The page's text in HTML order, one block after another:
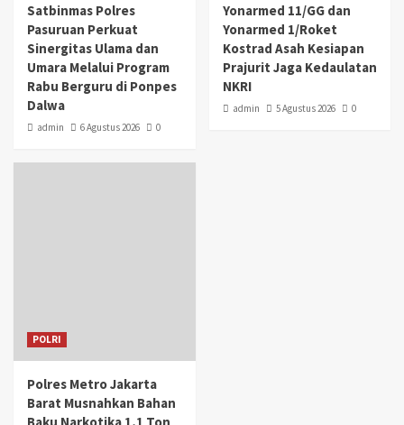
Satbinmas Polres
Pasuruan Perkuat
Sinergitas Ulama dan
Umara Melalui Program
Rabu Berguru di Ponpes
Dalwa
admin 6 Agustus 2026 0
Yonarmed 11/GG dan
Yonarmed 1/Roket
Kostrad Asah Kesiapan
Prajurit Jaga Kedaulatan
NKRI
admin 5 Agustus 2026 0
POLRI
Polres Metro Jakarta
Barat Musnahkan Bahan
Baku Narkotika 1,1 Ton